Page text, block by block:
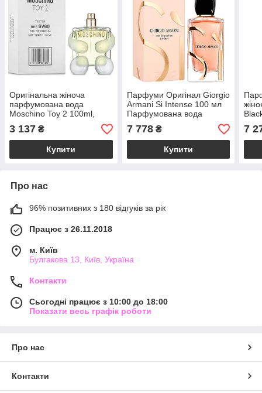
Оригінальна жіноча
парфумована вода
Moschino Toy 2 100ml,
свіжий квітково-фруктовий
аромат
3 137 ₴
Купити
Парфуми Оригінал Giorgio
Armani Si Intense 100 мл
Парфумована вода
7 778₴
Купити
7
Про нас
96% позитивних з 180 відгуків за рік
Працює з 26.11.2018
м. Київ
Булгакова 13, Київ, Україна
Контакти
Сьогодні працює з 10:00 до 18:00
Показати весь графік роботи
Про нас
Контакти